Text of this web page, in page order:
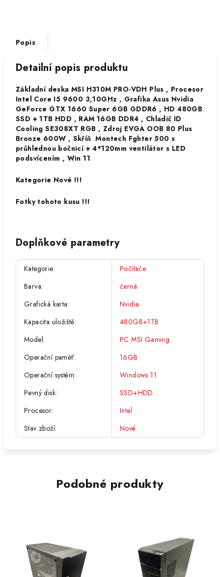
Popis
Detailní popis produktu
Základní deska MSI H310M PRO-VDH Plus , Procesor
Intel Core I5 9600 3,10GHz , Grafika Asus Nvidia
GeForce GTX 1660 Super 6GB GDDR6 , HD 480GB
SSD + 1TB HDD , RAM 16GB DDR4 , Chladič ID
Cooling SE308XT RGB , Zdroj EVGA OOB 80 Plus
Bronze 600W , Skříň Montech Fghter 500 s
průhlednou bočnicí + 4*120mm ventilátor s LED
podsvícením , Win 11
Kategorie Nové !!!
Fotky tohoto kusu !!!
Doplňkové parametry
Kategorie:
Počítače
Barva:
černá
Grafická karta:
Nvidia
Kapacita uložiště:
480GB+1TB
Model:
PC MSI Gaming
Operační paměť:
16GB
Operační systém:
Windows 11
Pevný disk:
SSD+HDD
Procesor:
Intel
Stav zboží: Nové
Podobné produkty